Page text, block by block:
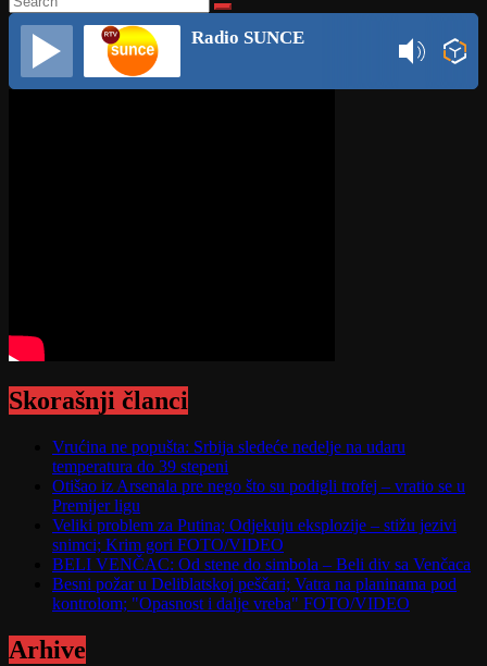
Radio SUNCE
Skorašnji članci
Vrućina ne popušta: Srbija sledeće nedelje na udaru
temperatura do 39 stepeni
Otišao iz Arsenala pre nego što su podigli trofej – vratio se u
Premijer ligu
Veliki problem za Putina; Odjekuju eksplozije – stižu jezivi
snimci; Krim gori FOTO/VIDEO
BELI VENČAC: Od stene do simbola – Beli div sa Venčaca
Besni požar u Deliblatskoj peščari; Vatra na planinama pod
kontrolom; "Opasnost i dalje vreba" FOTO/VIDEO
Arhive